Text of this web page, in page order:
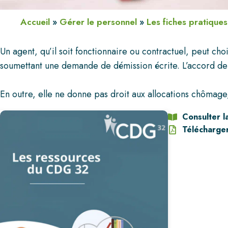
Accueil » Gérer le personnel » Les fiches pratiques
Un agent, qu’il soit fonctionnaire ou contractuel, peut
soumettant une demande de démission écrite. L’accord
En outre, elle ne donne pas droit aux allocations
Consulter